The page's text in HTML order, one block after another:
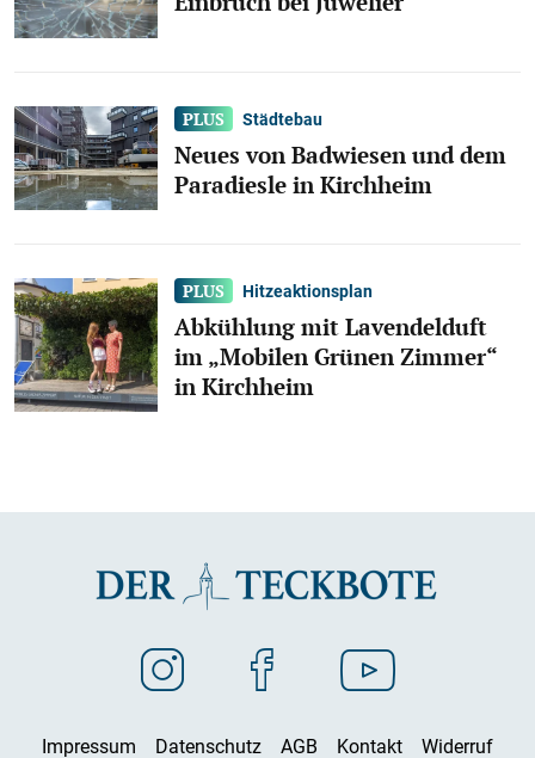
Städtebau
Neues von Badwiesen und dem
Paradiesle in Kirchheim
Hitzeaktionsplan
Abkühlung mit Lavendelduft
im „Mobilen Grünen Zimmer“
in Kirchheim
Impressum Datenschutz AGB Kontakt Widerruf